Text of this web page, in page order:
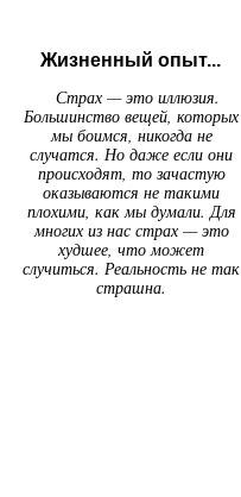
Жизненный опыт...
Страх — это иллюзия.
Большинство вещей, которых
мы боимся, никогда не
случатся. Но даже если они
происходят, то зачастую
оказываются не такими
плохими, как мы думали. Для
многих из нас страх — это
худшее, что может
случиться. Реальность не так
страшна.